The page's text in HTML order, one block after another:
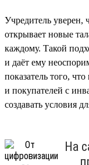
Учредитель уверен,
открывает новые
каждому. Такой
и даёт ему
показатель того,
и покупателей с
создавать условия
На